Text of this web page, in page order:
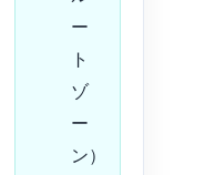
ー
ト
ゾ
ー
ン）